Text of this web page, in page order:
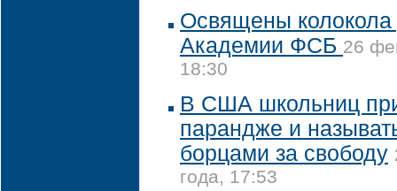
Освящены
Академии ФСБ 26
18:30
В США школьниц
парандже и
борцами за свободу
года, 17:53